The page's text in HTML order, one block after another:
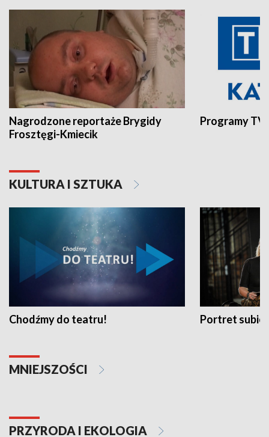
Nagrodzone reportaże Brygidy
Frosztęgi-Kmiecik
Programy
KULTURA I SZTUKA
Chodźmy do teatru! Portret
MNIEJSZOŚCI
PRZYRODA I EKOLOGIA